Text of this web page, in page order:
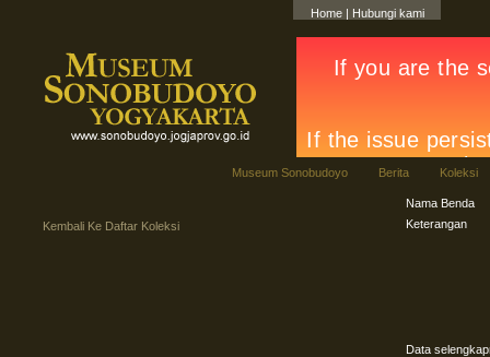
Home | Hubungi kami
Museum Sonobudoyo Berita Koleksi
Kembali Ke Daftar Koleksi
Nama Benda
Keterangan
Data